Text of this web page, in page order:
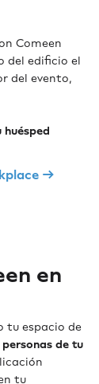
Comeen
del edificio el
del evento,
huésped
→
en
tu espacio de
de tu
tu